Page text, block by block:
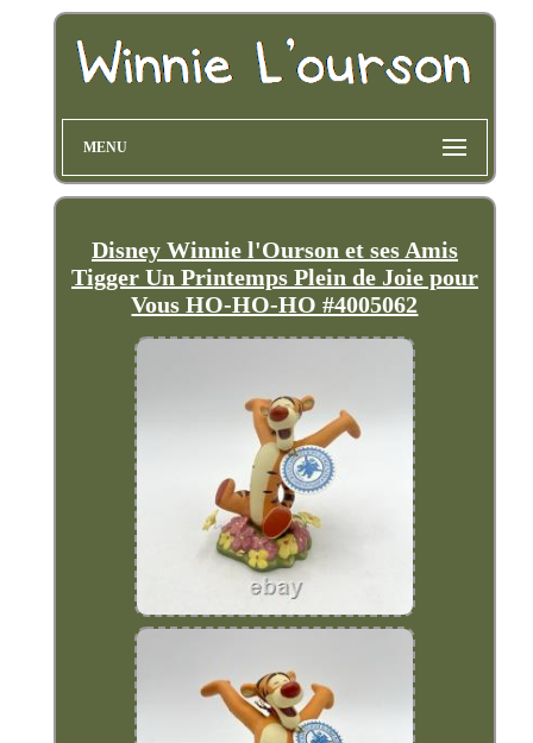
MENU
Disney Winnie l'Ourson et ses Amis
Tigger Un Printemps Plein de Joie pour
Vous HO-HO-HO #4005062